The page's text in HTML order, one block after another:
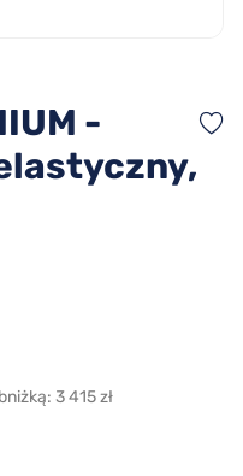
-
3 415 zł